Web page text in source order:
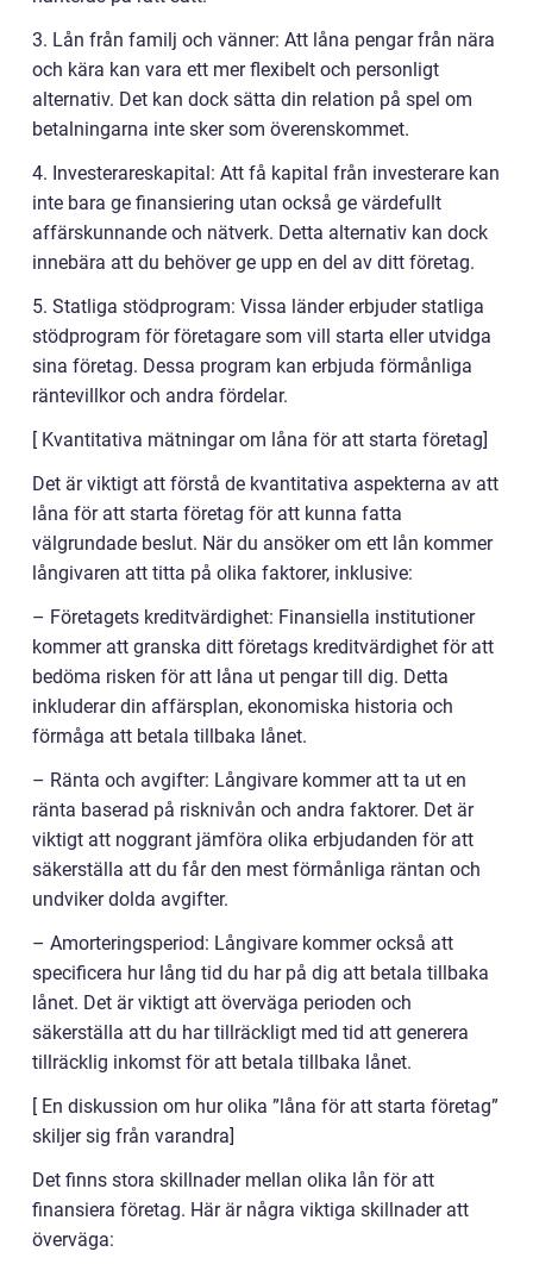
3. Lån från familj och vänner: Att låna pengar från nära
och kära kan vara ett mer flexibelt och personligt
alternativ. Det kan dock sätta din relation på spel om
betalningarna inte sker som överenskommet.
4. Investerareskapital: Att få kapital från investerare kan
inte bara ge finansiering utan också ge värdefullt
affärskunnande och nätverk. Detta alternativ kan dock
innebära att du behöver ge upp en del av ditt företag.
5. Statliga stödprogram: Vissa länder erbjuder statliga
stödprogram för företagare som vill starta eller utvidga
sina företag. Dessa program kan erbjuda förmånliga
räntevillkor och andra fördelar.
[ Kvantitativa mätningar om låna för att starta företag]
Det är viktigt att förstå de kvantitativa aspekterna av att
låna för att starta företag för att kunna fatta
välgrundade beslut. När du ansöker om ett lån kommer
långivaren att titta på olika faktorer, inklusive:
– Företagets kreditvärdighet: Finansiella institutioner
kommer att granska ditt företags kreditvärdighet för att
bedöma risken för att låna ut pengar till dig. Detta
inkluderar din affärsplan, ekonomiska historia och
förmåga att betala tillbaka lånet.
– Ränta och avgifter: Långivare kommer att ta ut en
ränta baserad på risknivån och andra faktorer. Det är
viktigt att noggrant jämföra olika erbjudanden för att
säkerställa att du får den mest förmånliga räntan och
undviker dolda avgifter.
– Amorteringsperiod: Långivare kommer också att
specificera hur lång tid du har på dig att betala tillbaka
lånet. Det är viktigt att överväga perioden och
säkerställa att du har tillräckligt med tid att generera
tillräcklig inkomst för att betala tillbaka lånet.
[ En diskussion om hur olika ”låna för att starta företag”
skiljer sig från varandra]
Det finns stora skillnader mellan olika lån för att
finansiera företag. Här är några viktiga skillnader att
överväga: